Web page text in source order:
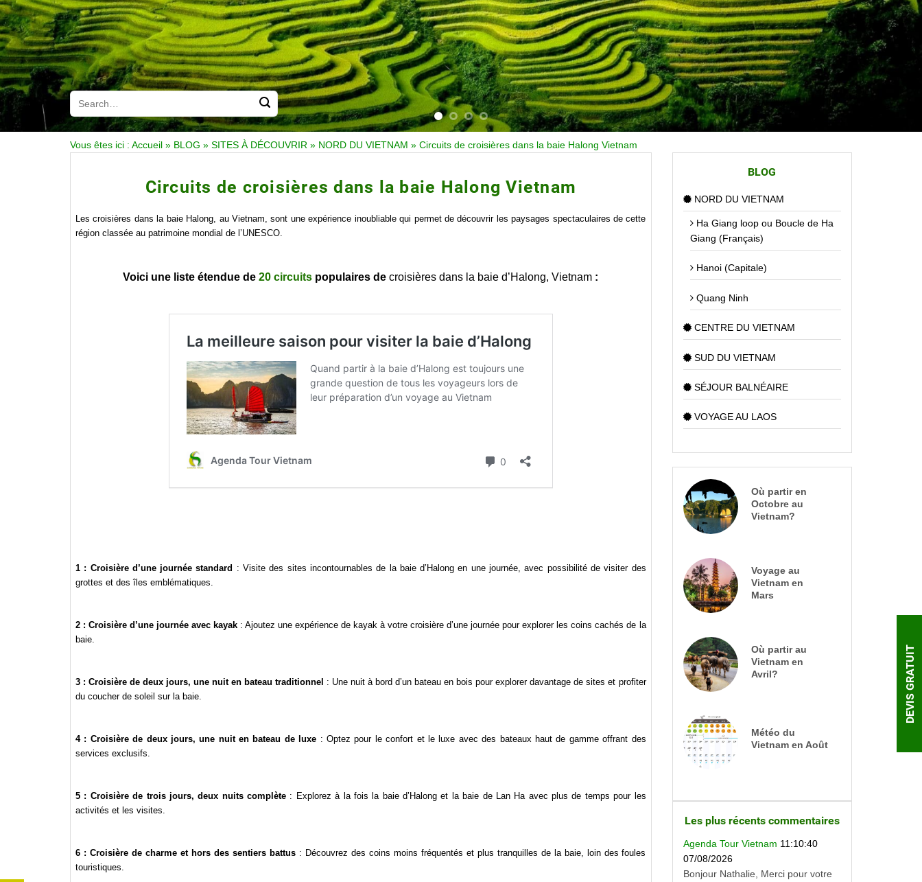
Vous êtes ici : Accueil » BLOG » SITES À DÉCOUVRIR » NORD DU VIETNAM » Circuits de croisières dans la baie Halong Vietnam
Circuits de croisières dans la baie Halong Vietnam
Les croisières dans la baie Halong, au Vietnam, sont une expérience inoubliable qui permet de découvrir les paysages spectaculaires de cette
région classée au patrimoine mondial de l’UNESCO.
Voici une liste étendue de20 circuits populaires decroisières dans la baie d’Halong, Vietnam :
1 : Croisière d’une journée standard : Visite des sites incontournables de la baie d’Halong en une journée, avec possibilité de visiter des
grottes et des îles emblématiques.
2 : Croisière d’une journée avec kayak : Ajoutez une expérience de kayak à votre croisière d’une journée pour explorer les coins cachés de la
baie.
3 : Croisière de deux jours, une nuit en bateau traditionnel : Une nuit à bord d’un bateau en bois pour explorer davantage de sites et profiter
du coucher de soleil sur la baie.
4 : Croisière de deux jours, une nuit en bateau de luxe : Optez pour le confort et le luxe avec des bateaux haut de gamme offrant des
services exclusifs.
5 : Croisière de trois jours, deux nuits complète : Explorez à la fois la baie d’Halong et la baie de Lan Ha avec plus de temps pour les
activités et les visites.
6 : Croisière de charme et hors des sentiers battus: Découvrez des coins moins fréquentés et plus tranquilles de la baie, loin des foules
touristiques.
BLOG
NORD DU VIETNAM
Ha Giang loop ou Boucle de Ha
Giang (Français)
Hanoi (Capitale)
Quang Ninh
CENTRE DU VIETNAM
SUD DU VIETNAM
SÉJOUR BALNÉAIRE
VOYAGE AU LAOS
Où partir en
Octobre au
Vietnam?
Voyage au
Vietnam en
Mars
Où partir au
Vietnam en
Avril?
Météo du
Vietnam en Août
Les plus récents commentaires
Agenda Tour Vietnam 11:10:40
07/08/2026
Bonjour Nathalie, Merci pour votre
DEVIS GRATUIT